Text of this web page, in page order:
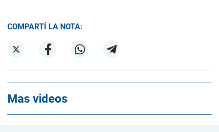
COMPARTÍ LA NOTA:
Mas videos